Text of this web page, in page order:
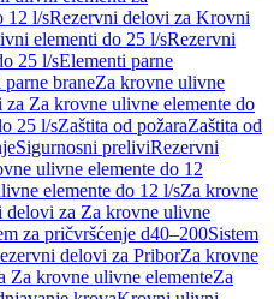
12 l/sRezervni delovi za Krovni
elementi do 25 l/sRezervni
25 l/sElementi parne
braneZa krovne ulivne
Za krovne ulivne elemente do
25 l/sZaštita od požaraZaštita od
Sigurnosni preliviRezervni
ulivne elemente do 12
elemente do 12 l/sZa krovne
delovi za Za krovne ulivne
za pričvršćenje d40–200Sistem
delovi za PriborZa krovne
Za krovne ulivne elementeZa